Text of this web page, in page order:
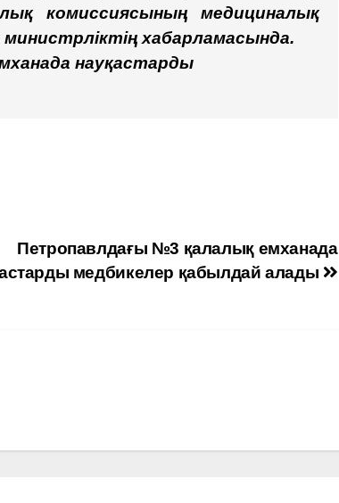
комиссиясының медициналық
министрліктің хабарламасында.
науқастарды
Петропавлдағы №3 қалалық емханада
медбикелер қабылдай алады